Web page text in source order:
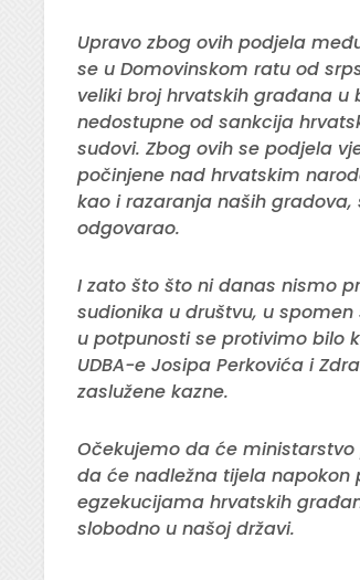
Upravo zbog ovih podjela
se u Domovinskom ratu od
veliki broj hrvatskih građana u
nedostupne od sankcija
sudovi. Zbog ovih se podjela
počinjene nad hrvatskim
kao i razaranja naših
odgovarao.
I zato što što ni danas nismo
sudionika u društvu, u
u potpunosti se protivimo bilo
UDBA-e Josipa Perkovića i
zaslužene kazne.
Očekujemo da će
da će nadležna tijela napokon
egzekucijama hrvatskih
slobodno u našoj državi.